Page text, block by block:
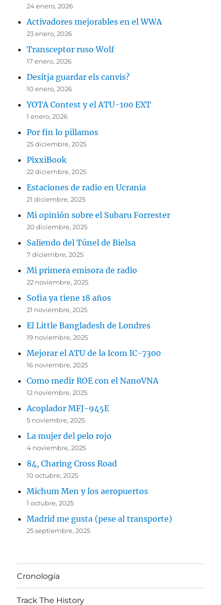
24 enero, 2026
Activadores mejorables en el WWA
23 enero, 2026
Transceptor ruso Wolf
17 enero, 2026
Desitja guardar els canvis?
10 enero, 2026
YOTA Contest y el ATU-100 EXT
1 enero, 2026
Por fin lo pillamos
25 diciembre, 2025
PixxiBook
22 diciembre, 2025
Estaciones de radio en Ucrania
21 diciembre, 2025
Mi opinión sobre el Subaru Forrester
20 diciembre, 2025
Saliendo del Túnel de Bielsa
7 diciembre, 2025
Mi primera emisora de radio
22 noviembre, 2025
Sofia ya tiene 18 años
21 noviembre, 2025
El Little Bangladesh de Londres
19 noviembre, 2025
Mejorar el ATU de la Icom IC-7300
16 noviembre, 2025
Como medir ROE con el NanoVNA
12 noviembre, 2025
Acoplador MFJ-945E
5 noviembre, 2025
La mujer del pelo rojo
4 noviembre, 2025
84, Charing Cross Road
10 octubre, 2025
Michum Men y los aeropuertos
1 octubre, 2025
Madrid me gusta (pese al transporte)
25 septiembre, 2025
Cronología
Track The History